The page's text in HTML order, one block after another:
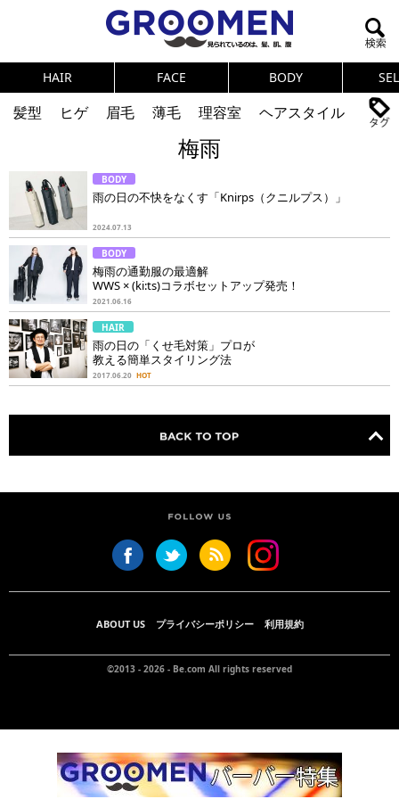
HAIR FACE BODY
髪型 ヒゲ 眉毛 薄毛 理容室
ヘアスタイル
ニオイ
メンズコスメ
NEWS PICK UP 筋肉
女の本音
テストステロン
健康
スキンケア 食事
調査結果
トレーニング
好印象な男
頭皮ケア
ダイエット
理容室
梅雨
BODY
雨の日の不快をなくす「Knirps（クニルプス）」
2024.07.13
BODY
梅雨の通勤服の最適解
WWS × (ki:ts)コラボセットアップ発売！
2021.06.16
HAIR
雨の日の「くせ毛対策」プロが
教える簡単スタイリング法
2017.06.20 HOT
ABOUT US プライバシーポリシー 利用規約
©2013 - 2026 - Be.com All rights reserved